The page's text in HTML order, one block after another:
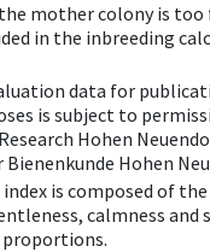
mother colony is too
in the inbreeding
data for
is subject to
Hohen
Hohen
is composed of
calmness and
proportions.